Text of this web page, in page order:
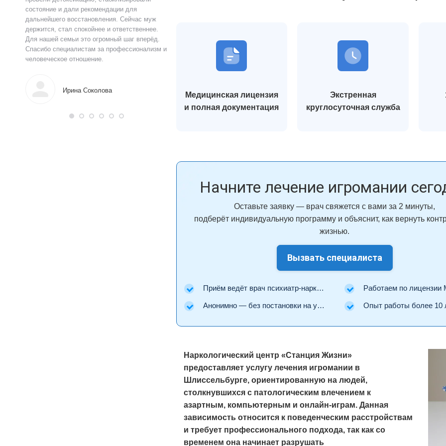
состояние и дали рекомендации для
дальнейшего восстановления. Сейчас муж
держится, стал спокойнее и ответственнее.
Для нашей семьи это огромный шаг вперёд.
Спасибо специалистам за профессионализм и
человеческое отношение.
Ирина Соколова
что могу жить трезво. Благодарен клинике за
клиника дала нам надежду и шанс всё
Медицинская лицензия
и полная документация
Экстренная
круглосуточная служба
Начните лечение игромании
Оставьте заявку — врач свяжется с вами за 2 минуты,
подберёт индивидуальную программу и объяснит, как вернуть
жизнью.
Вызвать специалиста
Приём ведёт врач психиатр-нарколог. Работаем по лицензии
Анонимно — без постановки на учёт. Опыт работы более 10
Наркологический центр «Станция Жизни»
предоставляет услугу лечения игромании в
Шлиссельбурге, ориентированную на людей,
столкнувшихся с патологическим влечением к
азартным, компьютерным и онлайн-играм. Данная
зависимость относится к поведенческим расстройствам
и требует профессионального подхода, так как со
временем она начинает разрушать